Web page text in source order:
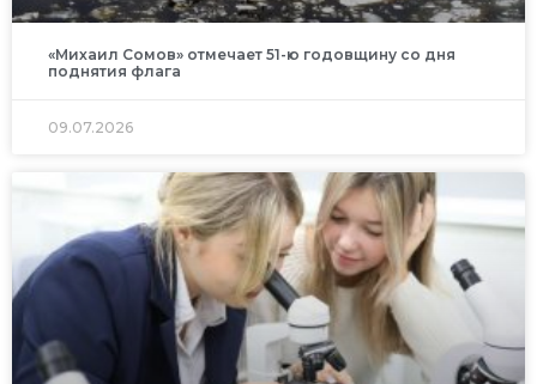
«Михаил Сомов» отмечает 51-ю годовщину со дня
поднятия флага
09.07.2026